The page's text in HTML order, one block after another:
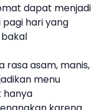
dapat menjadi
hari yang
rasa asam, manis,
menu
hanya